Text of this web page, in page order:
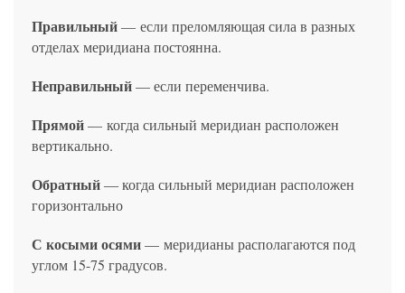
Правильный― если преломляющая сила в разных
отделах меридиана постоянна.
Неправильный— если переменчива.
Прямой— когда сильный меридиан расположен
вертикально.
Обратный― когда сильный меридиан расположен
горизонтально
С косыми осями— меридианы располагаются под
углом 15-75 градусов.